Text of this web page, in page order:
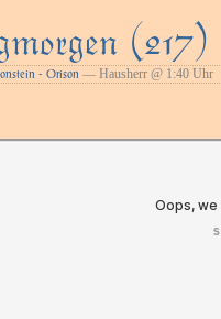
(217)
- Orison — Hausherr @ 1:40 Uhr